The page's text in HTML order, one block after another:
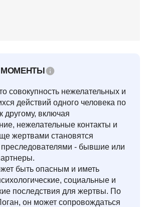
совокупность нежелательных и
действий одного человека по
другому, включая
нежелательные контакты и
жертвами становятся
- бывшие или
быть опасным и иметь
социальные и
последствия для жертвы. По
он может сопровождаться